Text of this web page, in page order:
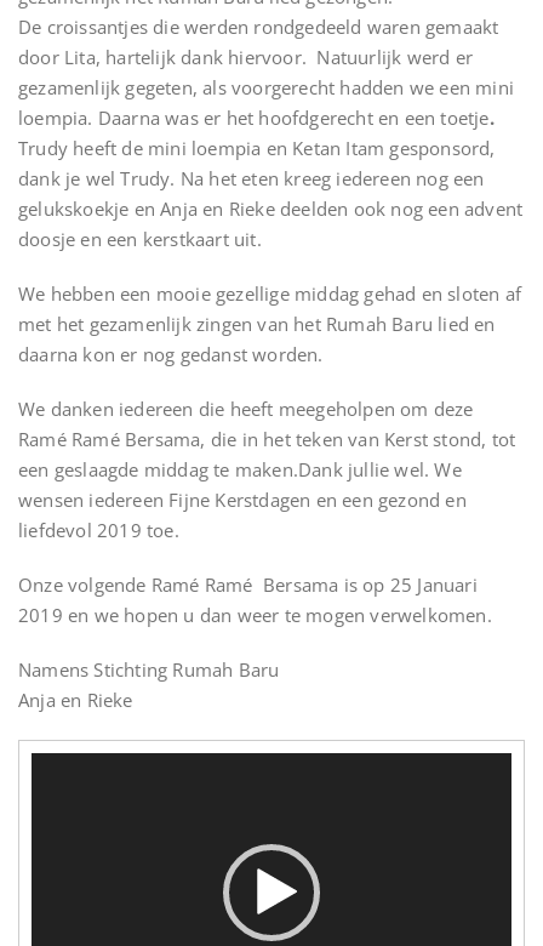
De croissantjes die werden rondgedeeld waren gemaakt
door Lita, hartelijk dank hiervoor. Natuurlijk werd er
gezamenlijk gegeten, als voorgerecht hadden we een mini
loempia. Daarna was er het hoofdgerecht en een toetje.
Trudy heeft de mini loempia en Ketan Itam gesponsord,
dank je wel Trudy. Na het eten kreeg iedereen nog een
gelukskoekje en Anja en Rieke deelden ook nog een advent
doosje en een kerstkaart uit.
We hebben een mooie gezellige middag gehad en sloten af
met het gezamenlijk zingen van het Rumah Baru lied en
daarna kon er nog gedanst worden.
We danken iedereen die heeft meegeholpen om deze
Ramé Ramé Bersama, die in het teken van Kerst stond, tot
een geslaagde middag te maken.Dank jullie wel. We
wensen iedereen Fijne Kerstdagen en een gezond en
liefdevol 2019 toe.
Onze volgende Ramé Ramé Bersama is op 25 Januari
2019 en we hopen u dan weer te mogen verwelkomen.
Namens Stichting Rumah Baru
Anja en Rieke